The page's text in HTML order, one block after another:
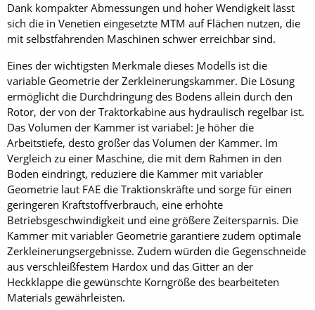
Dank kompakter Abmessungen und hoher Wendigkeit lässt
sich die in Venetien eingesetzte MTM auf Flächen nutzen, die
mit selbstfahrenden Maschinen schwer erreichbar sind.
Eines der wichtigsten Merkmale dieses Modells ist die
variable Geometrie der Zerkleinerungskammer. Die Lösung
ermöglicht die Durchdringung des Bodens allein durch den
Rotor, der von der Traktorkabine aus hydraulisch regelbar ist.
Das Volumen der Kammer ist variabel: Je höher die
Arbeitstiefe, desto größer das Volumen der Kammer. Im
Vergleich zu einer Maschine, die mit dem Rahmen in den
Boden eindringt, reduziere die Kammer mit variabler
Geometrie laut FAE die Traktionskräfte und sorge für einen
geringeren Kraftstoffverbrauch, eine erhöhte
Betriebsgeschwindigkeit und eine größere Zeitersparnis. Die
Kammer mit variabler Geometrie garantiere zudem optimale
Zerkleinerungsergebnisse. Zudem würden die Gegenschneide
aus verschleißfestem Hardox und das Gitter an der
Heckklappe die gewünschte Korngröße des bearbeiteten
Materials gewährleisten.